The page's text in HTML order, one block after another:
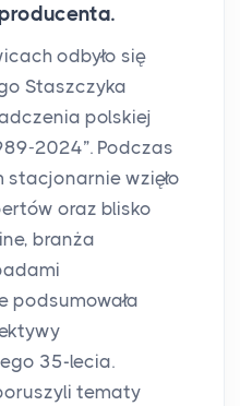
odbyło się
Staszczyka
polskiej
2024”. Podczas
wzięło
oraz blisko
branża
podsumowała
35-lecia.
tematy